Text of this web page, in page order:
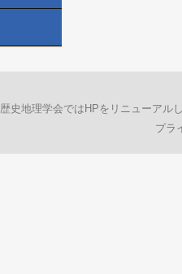
歴史地理学会ではHPをリニューアル
プラ